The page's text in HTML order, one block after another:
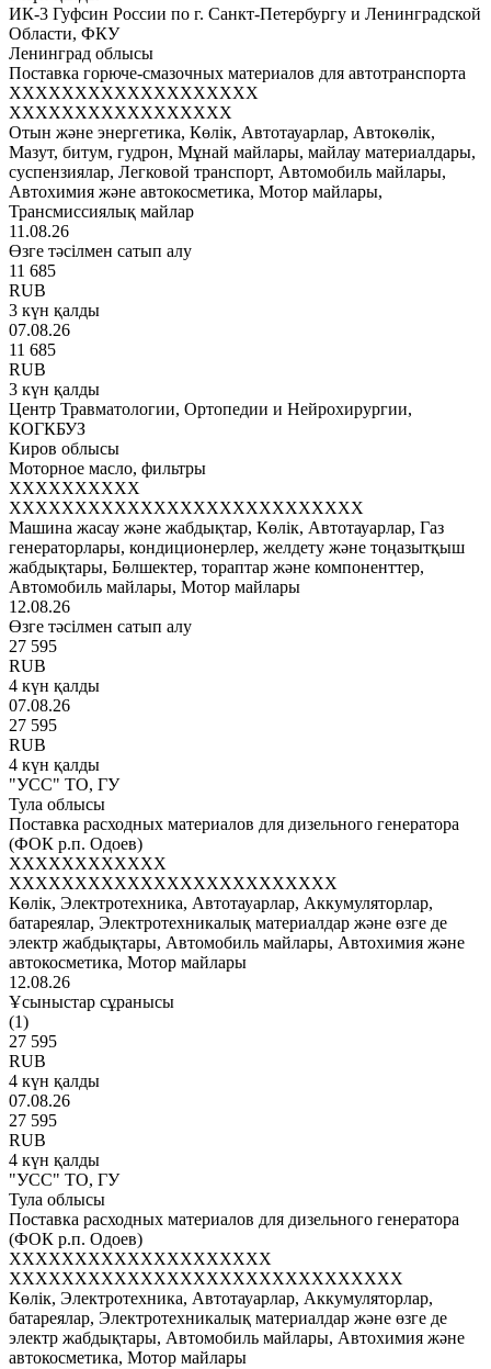
ИК-3 Гуфсин России по г. Санкт-Петербургу и Ленинградской
Области, ФКУ
Ленинград облысы
Поставка горюче-смазочных материалов для автотранспорта
XXXXXXXXXXXXXXXXXXX
XXXXXXXXXXXXXXXXX
Отын және энергетика, Көлік, Автотауарлар, Автокөлік,
Мазут, битум, гудрон, Мұнай майлары, майлау материалдары,
суспензиялар, Легковой транспорт, Автомобиль майлары,
Автохимия және автокосметика, Мотор майлары,
Трансмиссиялық майлар
11.08.26
Өзге тәсілмен сатып алу
11 685
RUB
3 күн қалды
07.08.26
11 685
RUB
3 күн қалды
Центр Травматологии, Ортопедии и Нейрохирургии,
КОГКБУЗ
Киров облысы
Моторное масло, фильтры
XXXXXXXXXX
XXXXXXXXXXXXXXXXXXXXXXXXXXX
Машина жасау және жабдықтар, Көлік, Автотауарлар, Газ
генераторлары, кондиционерлер, желдету және тоңазытқыш
жабдықтары, Бөлшектер, тораптар және компоненттер,
Автомобиль майлары, Мотор майлары
12.08.26
Өзге тәсілмен сатып алу
27 595
RUB
4 күн қалды
07.08.26
27 595
RUB
4 күн қалды
"УСС" ТО, ГУ
Тула облысы
Поставка расходных материалов для дизельного генератора
(ФОК р.п. Одоев)
XXXXXXXXXXXX
XXXXXXXXXXXXXXXXXXXXXXXXX
Көлік, Электротехника, Автотауарлар, Аккумуляторлар,
батареялар, Электротехникалық материалдар және өзге де
электр жабдықтары, Автомобиль майлары, Автохимия және
автокосметика, Мотор майлары
12.08.26
Ұсыныстар сұранысы
(1)
27 595
RUB
4 күн қалды
07.08.26
27 595
RUB
4 күн қалды
"УСС" ТО, ГУ
Тула облысы
Поставка расходных материалов для дизельного генератора
(ФОК р.п. Одоев)
XXXXXXXXXXXXXXXXXXXX
XXXXXXXXXXXXXXXXXXXXXXXXXXXXXX
Көлік, Электротехника, Автотауарлар, Аккумуляторлар,
батареялар, Электротехникалық материалдар және өзге де
электр жабдықтары, Автомобиль майлары, Автохимия және
автокосметика, Мотор майлары